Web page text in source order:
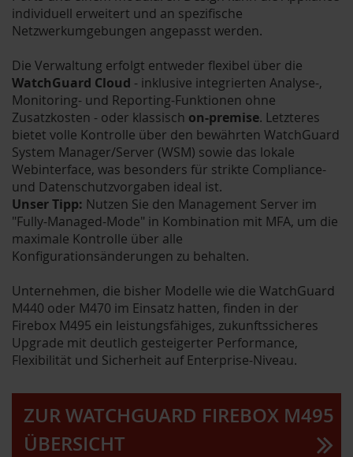
individuell erweitert und an spezifische
Netzwerkumgebungen angepasst werden.
Die Verwaltung erfolgt entweder flexibel über die
WatchGuard Cloud - inklusive integrierten Analyse-,
Monitoring- und Reporting-Funktionen ohne
Zusatzkosten - oder klassisch on-premise. Letzteres
bietet volle Kontrolle über den bewährten WatchGuard
System Manager/Server (WSM) sowie das lokale
Webinterface, was besonders für strikte Compliance-
und Datenschutzvorgaben ideal ist.
Unser Tipp: Nutzen Sie den Management Server im
"Fully-Managed-Mode" in Kombination mit MFA, um die
maximale Kontrolle über alle
Konfigurationsänderungen zu behalten.
Unternehmen, die bisher Modelle wie die WatchGuard
M440 oder M470 im Einsatz hatten, finden in der
Firebox M495 ein leistungsfähiges, zukunftssicheres
Upgrade mit deutlich gesteigerter Performance,
Flexibilität und Sicherheit auf Enterprise-Niveau.
ZUR WATCHGUARD FIREBOX M495
ÜBERSICHT